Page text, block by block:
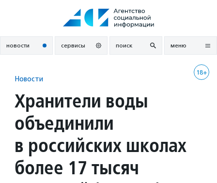
новости сервисы поиск меню
18+
Новости
Хранители воды
объединили
в российских школах
более 17 тысяч